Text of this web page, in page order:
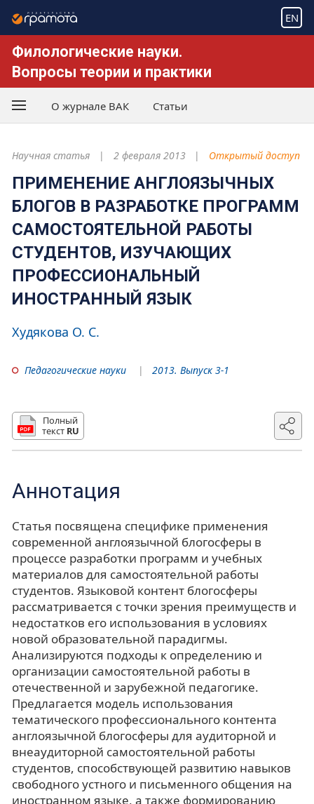
EN
Филологические науки.
Вопросы теории и практики
О журнале ВАК Статьи
Научная статья 2 февраля 2013 Открытый доступ
ПРИМЕНЕНИЕ АНГЛОЯЗЫЧНЫХ
БЛОГОВ В РАЗРАБОТКЕ ПРОГРАММ
САМОСТОЯТЕЛЬНОЙ РАБОТЫ
СТУДЕНТОВ, ИЗУЧАЮЩИХ
ПРОФЕССИОНАЛЬНЫЙ
ИНОСТРАННЫЙ ЯЗЫК
Худякова О. С.
Педагогические науки 2013. Выпуск 3-1
Полный
текст RU
Аннотация
Статья посвящена специфике применения
современной англоязычной блогосферы в
процессе разработки программ и учебных
материалов для самостоятельной работы
студентов. Языковой контент блогосферы
рассматривается с точки зрения преимуществ и
недостатков его использования в условиях
новой образовательной парадигмы.
Анализируются подходы к определению и
организации самостоятельной работы в
отечественной и зарубежной педагогике.
Предлагается модель использования
тематического профессионального контента
англоязычной блогосферы для аудиторной и
внеаудиторной самостоятельной работы
студентов, способствующей развитию навыков
свободного устного и письменного общения на
иностранном языке, а также формированию